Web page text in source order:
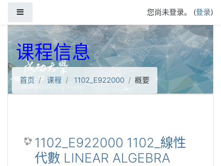
您尚未登录。 (登录)
课程信息
首页 课程 1102_E922000 概要
1102_E922000 1102_線性
代數 LINEAR ALGEBRA